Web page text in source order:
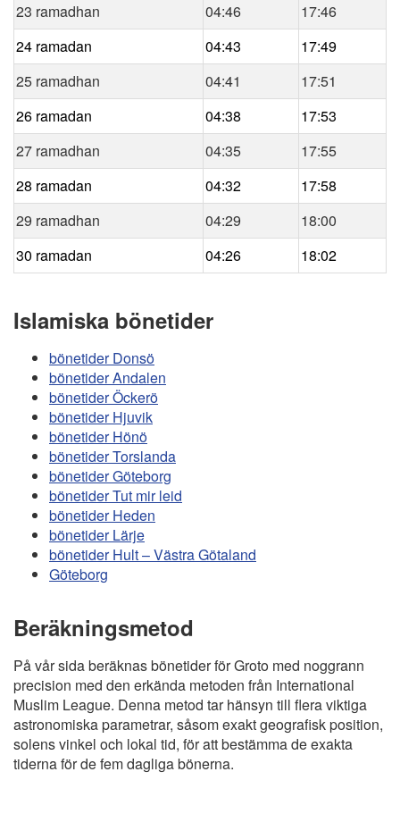
23 ramadhan
04:46
17:46
24 ramadan
04:43
17:49
25 ramadhan
04:41
17:51
26 ramadan
04:38
17:53
27 ramadhan
04:35
17:55
28 ramadan
04:32
17:58
29 ramadhan
04:29
18:00
30 ramadan
04:26 18:02
Islamiska bönetider
bönetider Donsö
bönetider Andalen
bönetider Öckerö
bönetider Hjuvik
bönetider Hönö
bönetider Torslanda
bönetider Göteborg
bönetider Tut mir leid
bönetider Heden
bönetider Lärje
bönetider Hult – Västra Götaland
Göteborg
Beräkningsmetod
På vår sida beräknas bönetider för Groto med noggrann
precision med den erkända metoden från International
Muslim League. Denna metod tar hänsyn till flera viktiga
astronomiska parametrar, såsom exakt geografisk position,
solens vinkel och lokal tid, för att bestämma de exakta
tiderna för de fem dagliga bönerna.